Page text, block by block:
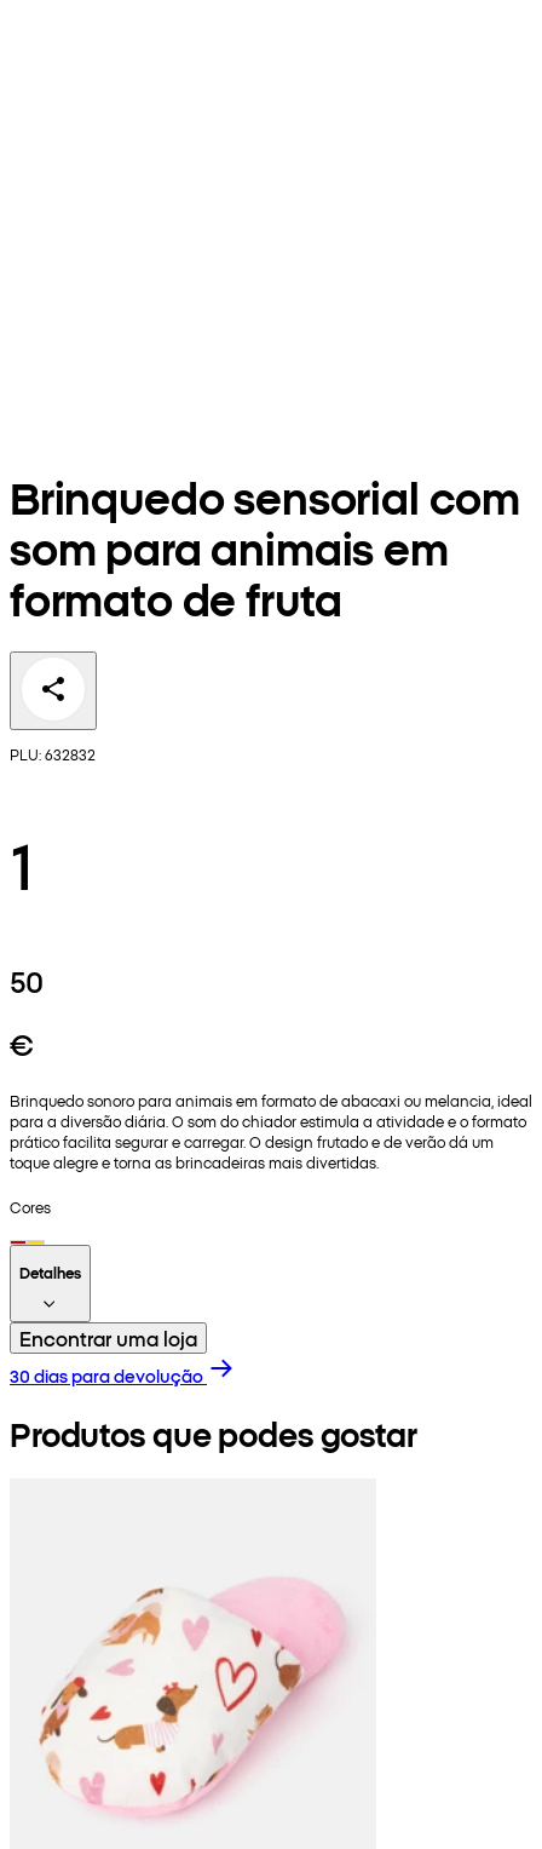
Brinquedo sensorial com
som para animais em
formato de fruta
PLU: 632832
1
50
€
Brinquedo sonoro para animais em formato de abacaxi ou melancia, ideal
para a diversão diária. O som do chiador estimula a atividade e o formato
prático facilita segurar e carregar. O design frutado e de verão dá um
toque alegre e torna as brincadeiras mais divertidas.
Cores
Detalhes
Encontrar uma loja
30 dias para devolução
Produtos que podes gostar